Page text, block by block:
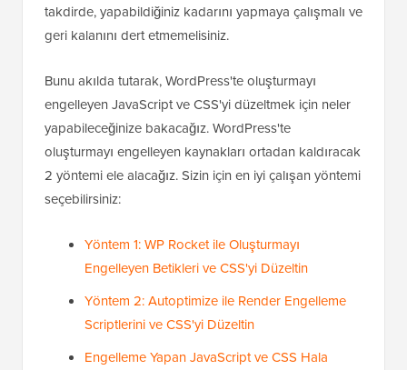
takdirde, yapabildiğiniz kadarını yapmaya çalışmalı ve
geri kalanını dert etmemelisiniz.
Bunu akılda tutarak, WordPress'te oluşturmayı
engelleyen JavaScript ve CSS'yi düzeltmek için neler
yapabileceğinize bakacağız. WordPress'te
oluşturmayı engelleyen kaynakları ortadan kaldıracak
2 yöntemi ele alacağız. Sizin için en iyi çalışan yöntemi
seçebilirsiniz:
Yöntem 1: WP Rocket ile Oluşturmayı
Engelleyen Betikleri ve CSS'yi Düzeltin
Yöntem 2: Autoptimize ile Render Engelleme
Scriptlerini ve CSS'yi Düzeltin
Engelleme Yapan JavaScript ve CSS Hala